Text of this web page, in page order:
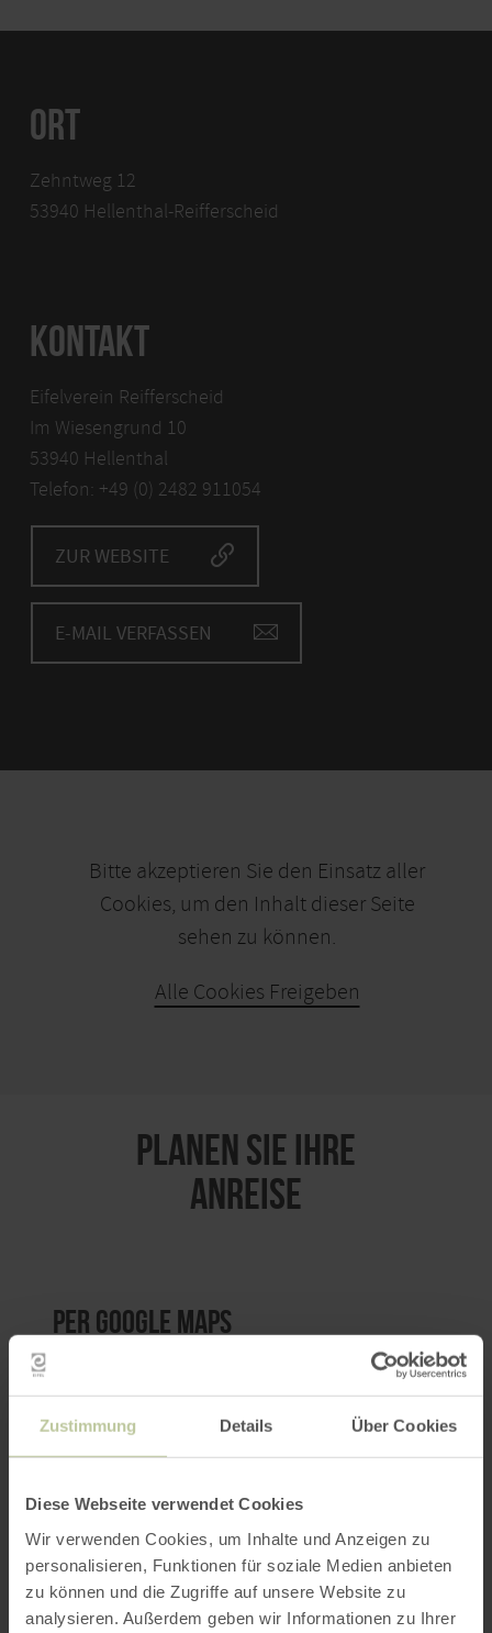
Zustimmung Details Über Cookies
Diese Webseite verwendet Cookies
Wir verwenden Cookies, um Inhalte und Anzeigen zu
personalisieren, Funktionen für soziale Medien anbieten
zu können und die Zugriffe auf unsere Website zu
analysieren. Außerdem geben wir Informationen zu Ihrer
ORT
Zehntweg 12
53940 Hellenthal-Reifferscheid
KONTAKT
Eifelverein Reifferscheid
Im Wiesengrund 10
53940 Hellenthal
Telefon: +49 (0) 2482 911054
ZUR WEBSITE
E-MAIL VERFASSEN
Bitte akzeptieren Sie den Einsatz aller
Cookies, um den Inhalt dieser Seite
sehen zu können.
Alle Cookies Freigeben
PLANEN SIE IHRE
ANREISE
per Google Maps
ROUTE PLANEN